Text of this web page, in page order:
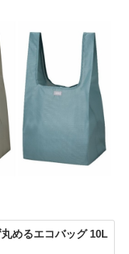
めるエコバッグ 10L